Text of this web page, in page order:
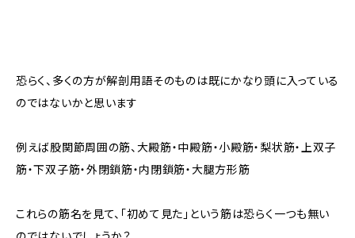
恐らく、多くの方が解剖用語そのものは既にかなり頭に入っている
のではないかと思います
例えば股関節周囲の筋、大殿筋・中殿筋・小殿筋・梨状筋・上双子
筋・下双子筋・外閉鎖筋・内閉鎖筋・大腿方形筋
これらの筋名を見て、「初めて見た」という筋は恐らく一つも無い